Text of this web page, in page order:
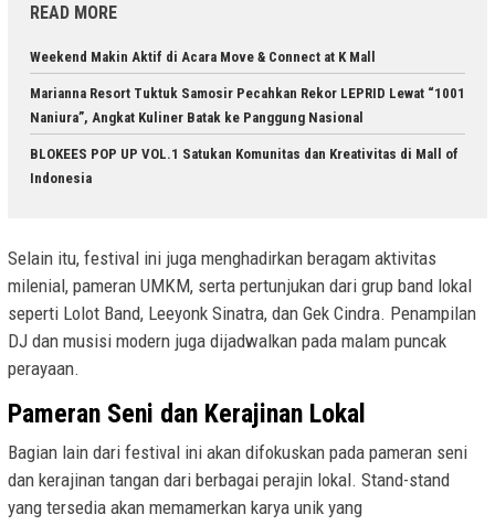
READ MORE
Weekend Makin Aktif di Acara Move & Connect at K Mall
Marianna Resort Tuktuk Samosir Pecahkan Rekor LEPRID Lewat “1001
Naniura”, Angkat Kuliner Batak ke Panggung Nasional
BLOKEES POP UP VOL.1 Satukan Komunitas dan Kreativitas di Mall of
Indonesia
Selain itu, festival ini juga menghadirkan beragam aktivitas
milenial, pameran UMKM, serta pertunjukan dari grup band lokal
seperti Lolot Band, Leeyonk Sinatra, dan Gek Cindra. Penampilan
DJ dan musisi modern juga dijadwalkan pada malam puncak
perayaan.
Pameran Seni dan Kerajinan Lokal
Bagian lain dari festival ini akan difokuskan pada pameran seni
dan kerajinan tangan dari berbagai perajin lokal. Stand-stand
yang tersedia akan memamerkan karya unik yang